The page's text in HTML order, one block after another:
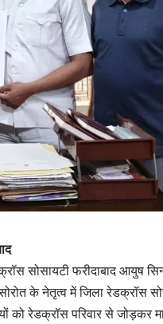
सोसायटी फरीदाबाद आयुष
के नेतृत्व में जिला रेडक्रॉस
को रेडक्रॉस परिवार से जोड़कर